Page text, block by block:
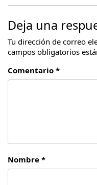
Deja una
Tu dirección de correo
campos obligatorios
Comentario *
Nombre *